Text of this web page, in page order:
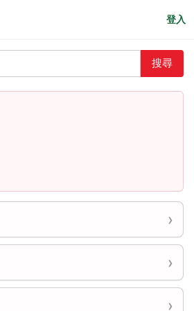
登入
搜尋
›
›
›